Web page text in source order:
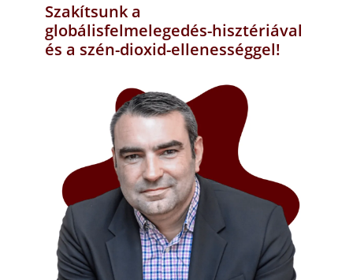
Szakítsunk a
globálisfelmelegedés-hisztériával
és a szén-dioxid-ellenességgel!